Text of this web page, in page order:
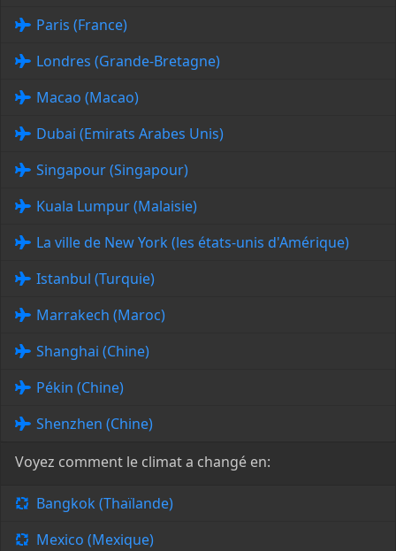
Paris (France)
Londres (Grande-Bretagne)
Macao (Macao)
Dubai (Emirats Arabes Unis)
Singapour (Singapour)
Kuala Lumpur (Malaisie)
La ville de New York (les états-unis d'Amérique)
Istanbul (Turquie)
Marrakech (Maroc)
Shanghai (Chine)
Pékin (Chine)
Shenzhen (Chine)
Voyez comment le climat a changé en:
Bangkok (Thaïlande)
Mexico (Mexique)